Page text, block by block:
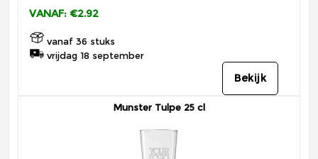
VANAF: €2.92
vanaf 36 stuks
vrijdag 18 september
Bekijk
Munster Tulpe 25 cl